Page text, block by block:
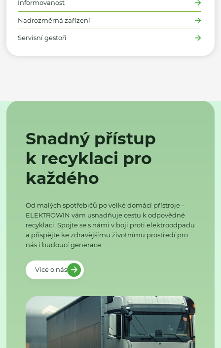
Informovanost
Nadrozměrná zařízení
Servisní gestoři
Snadný přístup
k recyklaci pro
každého
Od malých spotřebičů po velké domácí přístroje –
ELEKTROWIN vám usnadňuje cestu k odpovědné
recyklaci. Spojte se s námi v boji proti elektroodpadu
a přispějte ke zdravějšímu životnímu prostředí pro
nás i budoucí generace.
Více o nás